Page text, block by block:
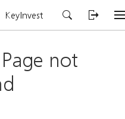
KeyInvest
not